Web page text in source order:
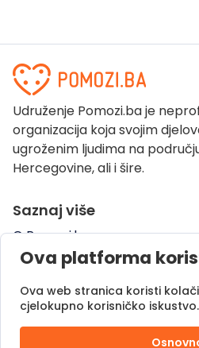
Udruženje Pomozi.ba je
organizacija koja svojim
ugroženim ljudima na
Hercegovine, ali i šire.
Saznaj više
O Pomozi.ba
Pogledaj kampanje
Naše uspješne priče
Pomozi.ba Novosti
Kontaktirajte nas
Ova platforma
Ova web stranica koristi
cjelokupno korisničko iskustvo.